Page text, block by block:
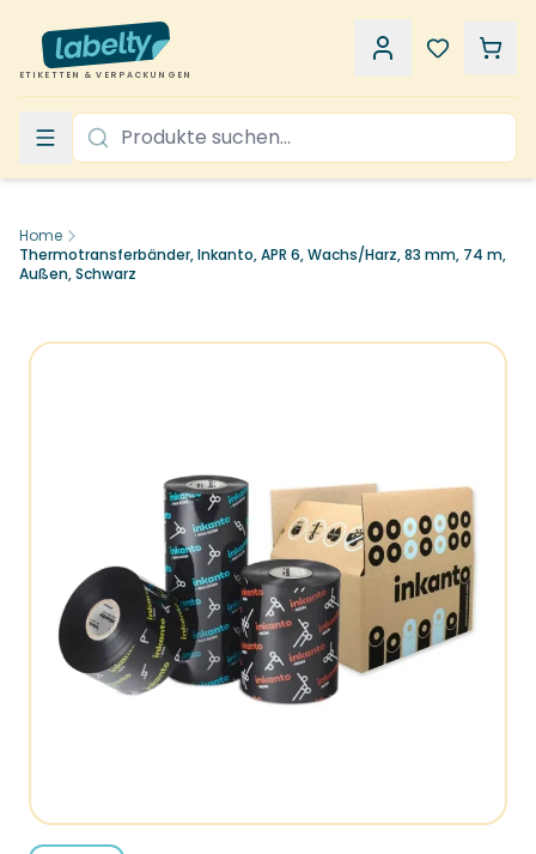
ETIKETTEN & VERPACKUNGEN
Home
Thermotransferbänder, Inkanto, APR 6, Wachs/Harz, 83 mm, 74 m,
Außen, Schwarz